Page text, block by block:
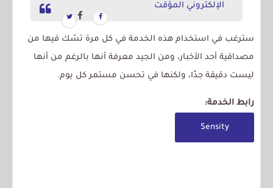
الإلكتروني المؤقت
سترغب في استخدام هذه الخدمة في كل مرة تشك فيها من
مصداقية أحد الأخبار، ومن الجيد معرفة أنها بالرغم من أنها
ليست دقيقة جدًا، ولكنها في تحسن مستمر كل يوم.
رابط الخدمة:
Sensity